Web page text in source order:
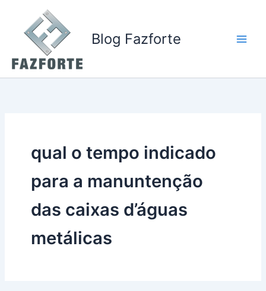
conteúdo
Blog Fazforte
qual o tempo indicado
para a manuntenção
das caixas d’águas
metálicas